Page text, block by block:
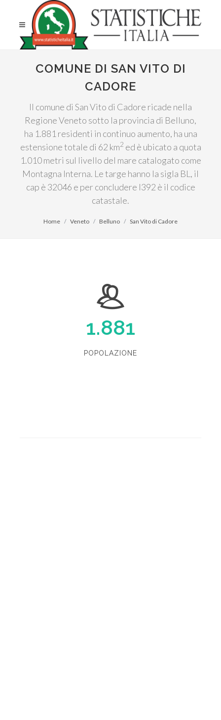
COMUNE DI SAN VITO DI
CADORE
Il comune di San Vito di Cadore ricade nella
Regione Veneto sotto la provincia di Belluno,
ha 1.881 residenti in continuo aumento, ha una
estensione totale di 62 km2 ed è ubicato a quota
1.010 metri sul livello del mare catalogato come
Montagna Interna. Le targe hanno la sigla BL, il
cap è 32046 e per concludere I392 è il codice
catastale.
Home Veneto Belluno San Vito di Cadore
1.881
POPOLAZIONE